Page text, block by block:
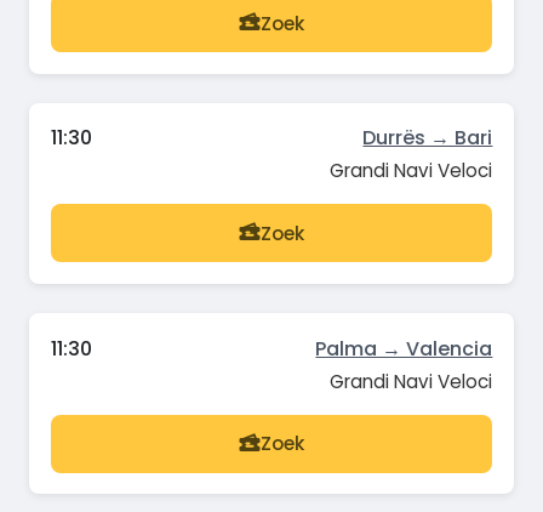
Zoek
11:30 Durrës → Bari
Grandi Navi Veloci
Zoek
11:30 Palma → Valencia
Grandi Navi Veloci
Zoek